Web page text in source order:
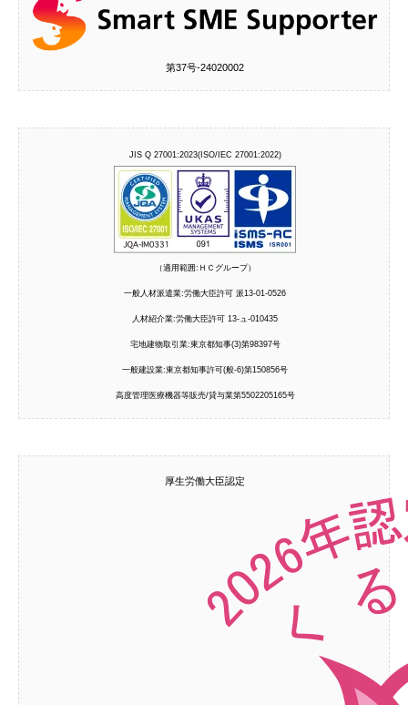
第37号‐24020002
JIS Q 27001:2023(ISO/IEC 27001:2022)
（適用範囲:ＨＣグループ）
一般人材派遣業:労働大臣許可 派13-01-0526
人材紹介業:労働大臣許可 13-ュ-010435
宅地建物取引業:東京都知事(3)第98397号
一般建設業:東京都知事許可(般-6)第150856号
高度管理医療機器等販売/貸与業第5502205165号
厚生労働大臣認定